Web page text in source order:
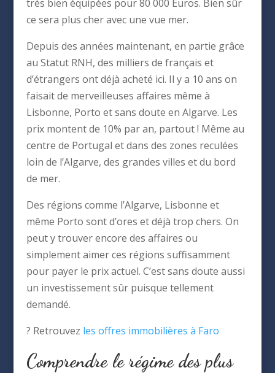
très bien équipées pour 80 000 Euros. Bien sûr
ce sera plus cher avec une vue mer.
Depuis des années maintenant, en partie grâce
au Statut RNH, des milliers de français et
d’étrangers ont déjà acheté ici. Il y a 10 ans on
faisait de merveilleuses affaires même à
Lisbonne, Porto et sans doute en Algarve. Les
prix montent de 10% par an, partout ! Même au
centre de Portugal et dans des zones reculées
loin de l’Algarve, des grandes villes et du bord
de mer.
Des régions comme l’Algarve, Lisbonne et
même Porto sont d’ores et déjà trop chers. On
peut y trouver encore des affaires ou
simplement aimer ces régions suffisamment
pour payer le prix actuel. C’est sans doute aussi
un investissement sûr puisque tellement
demandé.
? Retrouvez les offres immobilières à Faro
Comprendre le régime des plus